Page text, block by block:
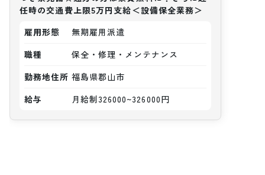
任時の交通費上限5万円支給＜設備保全業務＞
雇用形態
無期雇用派遣
職種
保全・修理・メンテナンス
勤務地住所 福島県郡山市
給与
月給制326000~326000円